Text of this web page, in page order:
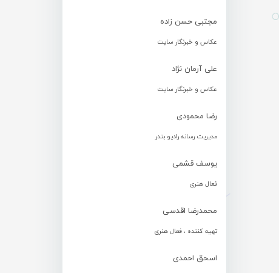
مجتبی حسن زاده
عکاس و خبرنگار سایت
علی آرمان نژاد
عکاس و خبرنگار سایت
رضا محمودی
مدیریت رسانه رادیو بندر
یوسف قشمی
فعال هنری
محمدرضا اقدسی
تهیه کننده ، فعال هنری
اسحق احمدی